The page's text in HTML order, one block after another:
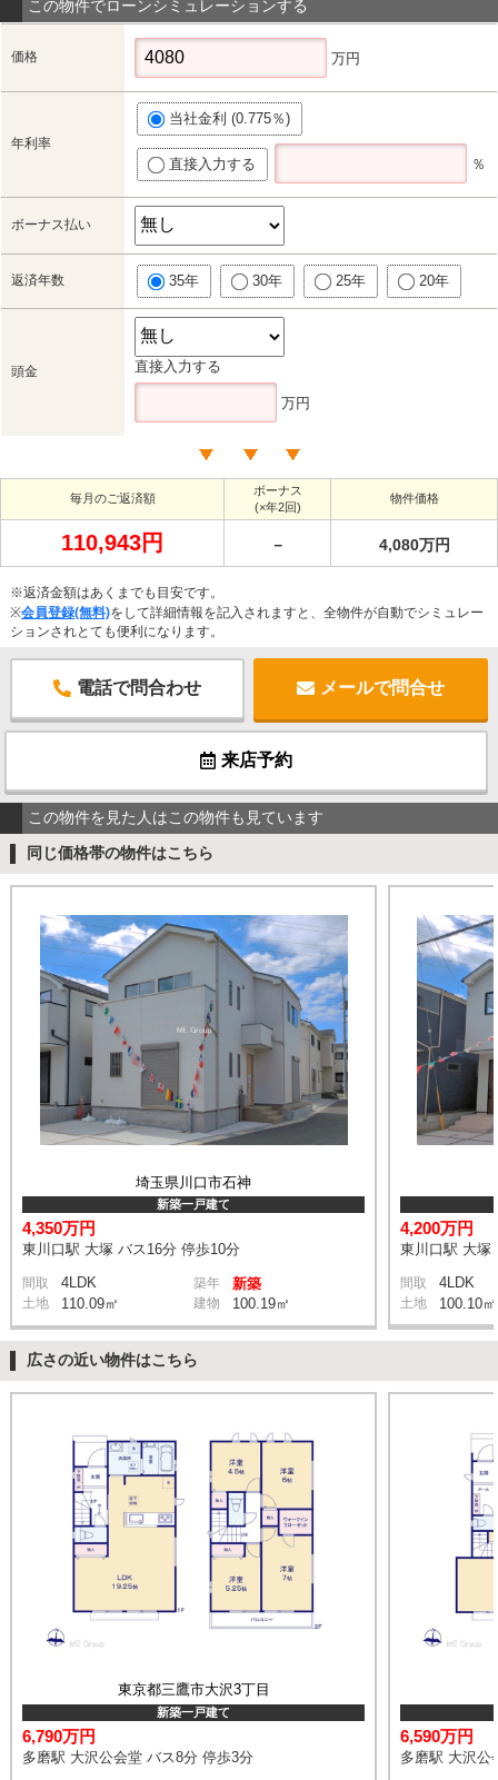
この物件でローンシミュレーションする
価格 万円
年利率
当社金利 (0.775％)
直接入力する ％
ボーナス払い
返済年数 35年 30年 25年 20年
頭金 直接入力する
万円
毎月のご返済額
ボーナス
(×年2回)
物件価格
110,943円 － 4,080万円
※返済金額はあくまでも目安です。
※会員登録(無料)をして詳細情報を記入されますと、全物件が自動でシミュレー
ションされとても便利になります。
電話で問合わせ メールで問合せ
来店予約
この物件を見た人はこの物件も見ています
同じ価格帯の物件はこちら
埼玉県川口市石神
新築一戸建て
4,350万円
東川口駅 大塚 バス16分 停歩10分
間取 4LDK 築年 新築
土地 110.09㎡ 建物 100.19㎡
4,200万円
東川口駅 大塚
間取 4LDK
土地 100.10㎡
広さの近い物件はこちら
東京都三鷹市大沢3丁目
新築一戸建て
6,790万円
多磨駅 大沢公会堂 バス8分 停歩3分
6,590万円
多磨駅 大沢公